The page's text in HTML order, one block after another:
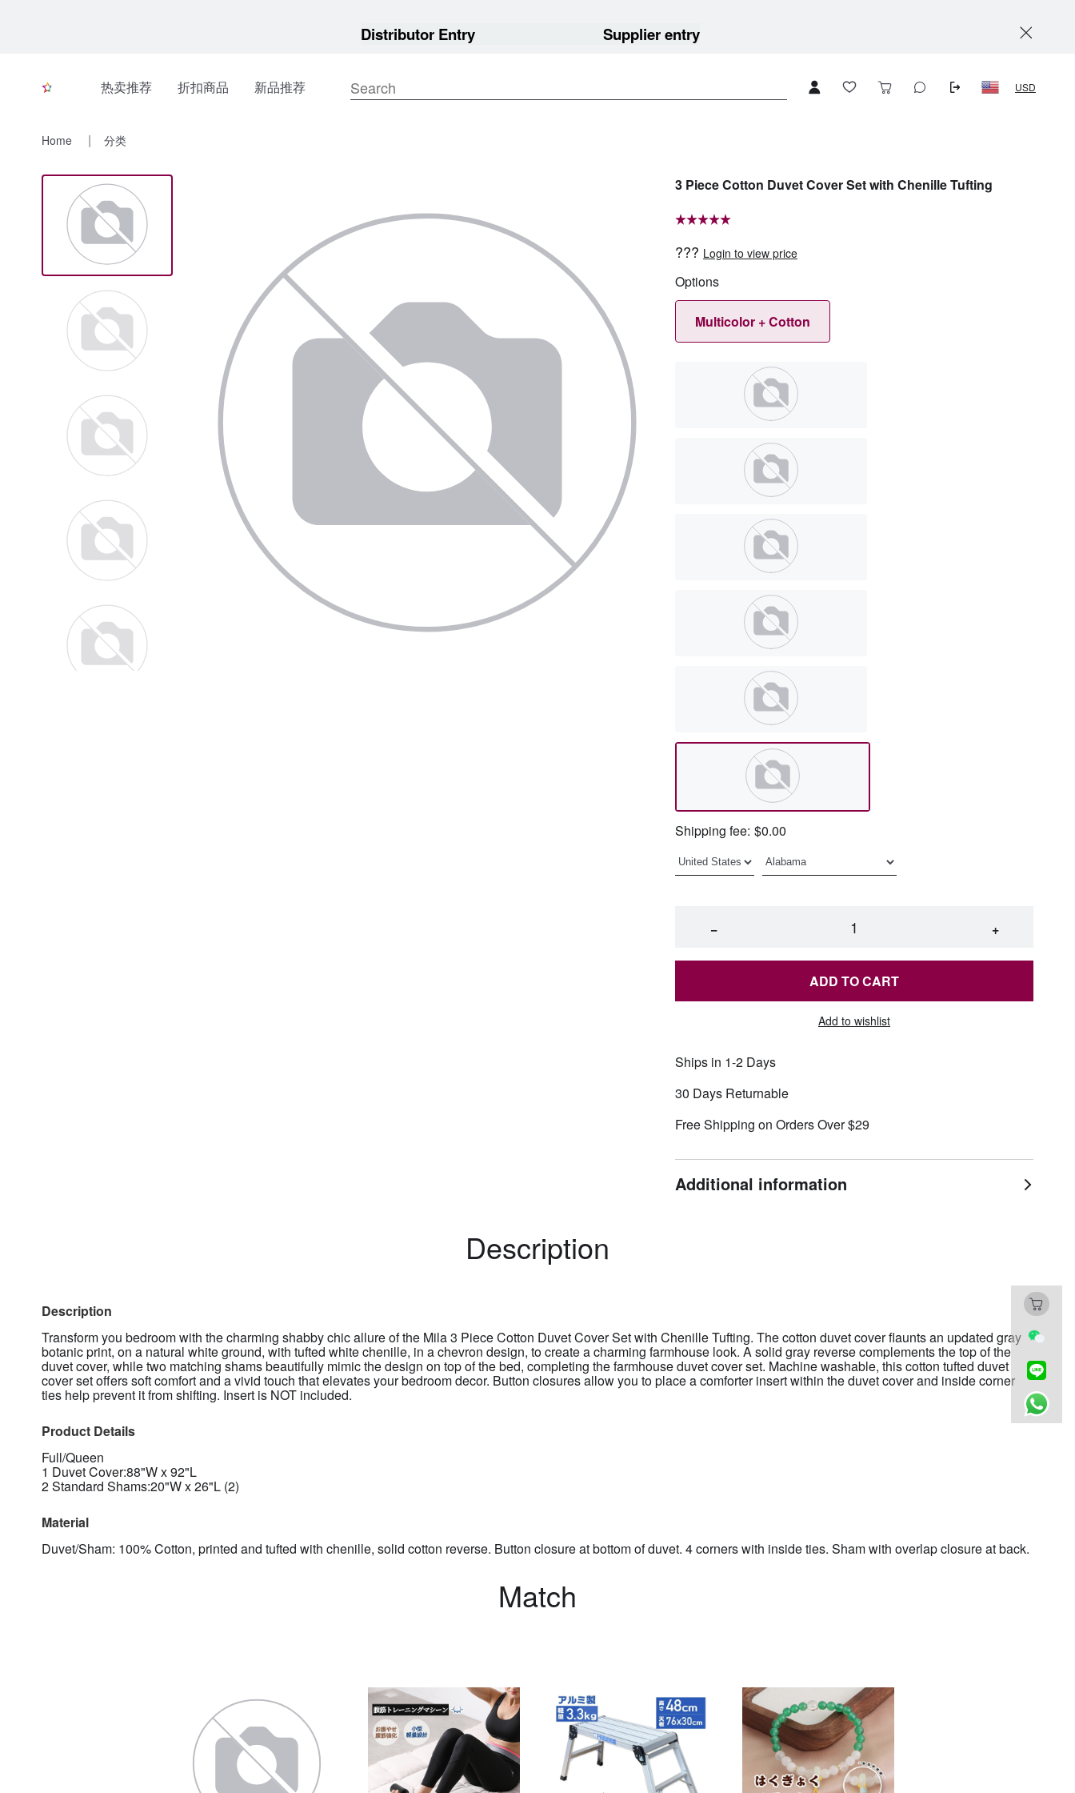
Distributor Entry Supplier entry
热卖推荐 折扣商品 新品推荐 USD
Home 分类
3 Piece Cotton Duvet Cover Set with Chenille Tufting
??? Login to view price
Options
Multicolor + Cotton
Shipping fee: $0.00
− +
ADD TO CART
Add to wishlist
Ships in 1-2 Days
30 Days Returnable
Free Shipping on Orders Over $29
Additional information
Description
Description
Transform you bedroom with the charming shabby chic allure of the Mila 3 Piece Cotton Duvet Cover Set with Chenille Tufting. The cotton duvet cover flaunts an updated gray
botanic print, on a natural white ground, with tufted white chenille, in a chevron design, to create a charming farmhouse look. A solid gray reverse complements the top of the
duvet cover, while two matching shams beautifully mimic the design on top of the bed, completing the farmhouse duvet cover set. Machine washable, this cotton tufted duvet
cover set offers soft comfort and a vivid touch that elevates your bedroom decor. Button closures allow you to place a comforter insert within the duvet cover and inside corner
ties help prevent it from shifting. Insert is NOT included.
Product Details
Full/Queen
1 Duvet Cover:88"W x 92"L
2 Standard Shams:20"W x 26"L (2)
Material
Duvet/Sham: 100% Cotton, printed and tufted with chenille, solid cotton reverse. Button closure at bottom of duvet. 4 corners with inside ties. Sham with overlap closure at back.
Match